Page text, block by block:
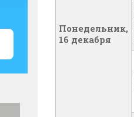
Понедельник,
16 декабря